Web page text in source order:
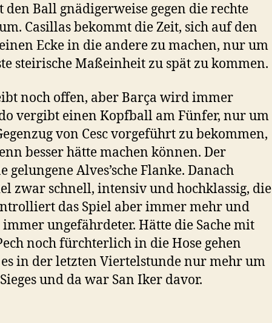
Ball gnädigerweise gegen die rechte
Casillas bekommt die Zeit, sich auf den
Ecke in die andere zu machen, nur um
steirische Maßeinheit zu spät zu kommen.
noch offen, aber Barça wird immer
vergibt einen Kopfball am Fünfer, nur um
von Cesc vorgeführt zu bekommen,
besser hätte machen können. Der
gelungene Alves’sche Flanke. Danach
zwar schnell, intensiv und hochklassig, die
das Spiel aber immer mehr und
ungefährdeter. Hätte die Sache mit
noch fürchterlich in die Hose gehen
in der letzten Viertelstunde nur mehr um
und da war San Iker davor.